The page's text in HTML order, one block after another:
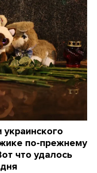
по-прежнему
что удалось